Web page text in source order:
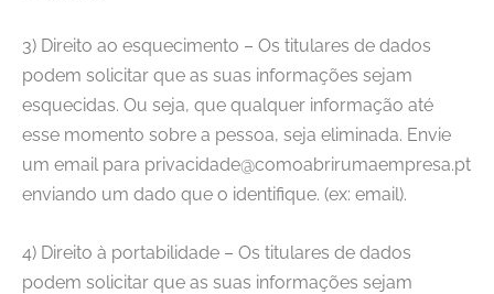
3) Direito ao esquecimento – Os titulares de dados
podem solicitar que as suas informações sejam
esquecidas. Ou seja, que qualquer informação até
esse momento sobre a pessoa, seja eliminada. Envie
um email para privacidade@comoabrirumaempresa.pt
enviando um dado que o identifique. (ex: email).
4) Direito à portabilidade – Os titulares de dados
podem solicitar que as suas informações sejam